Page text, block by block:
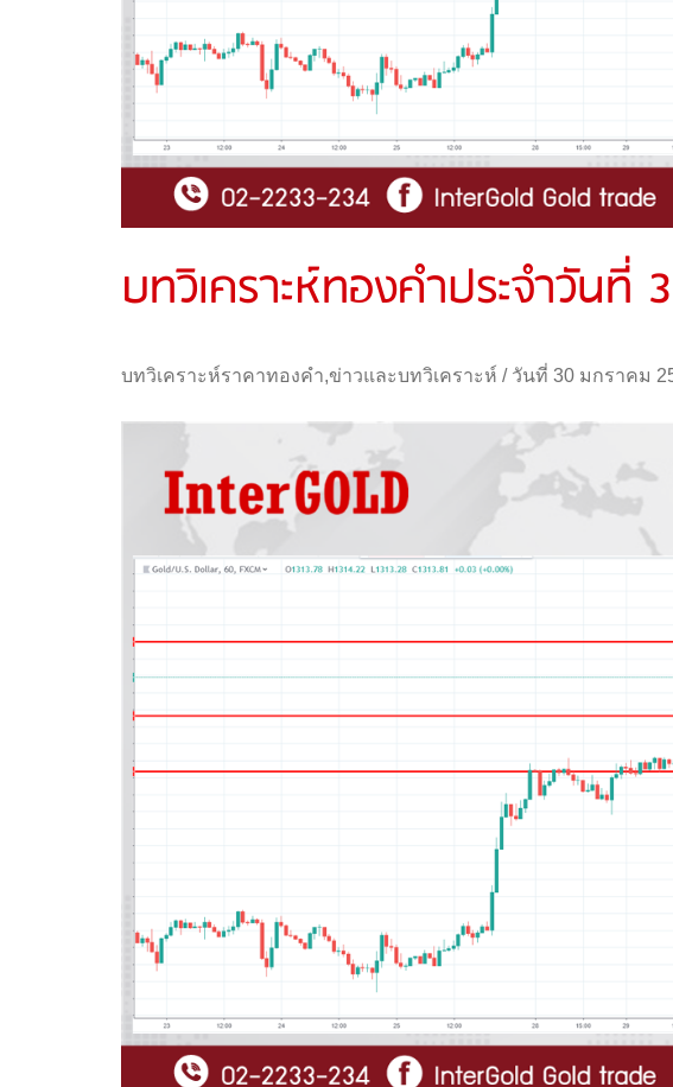
บทวิเคราะห์ทองคำประจำวัน
บทวิเคราะห์ราคาทองคำ,ข่าวและบทวิเคราะห์ / วันที่ 30 มกราคม